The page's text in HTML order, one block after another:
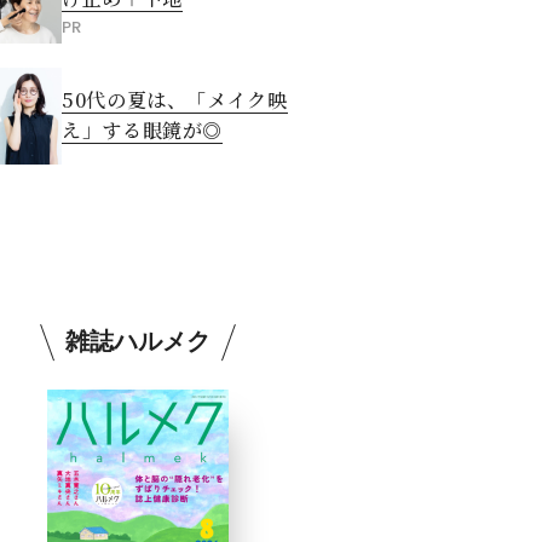
PR
50代の夏は、「メイク映
え」する眼鏡が◎
雑誌ハルメク